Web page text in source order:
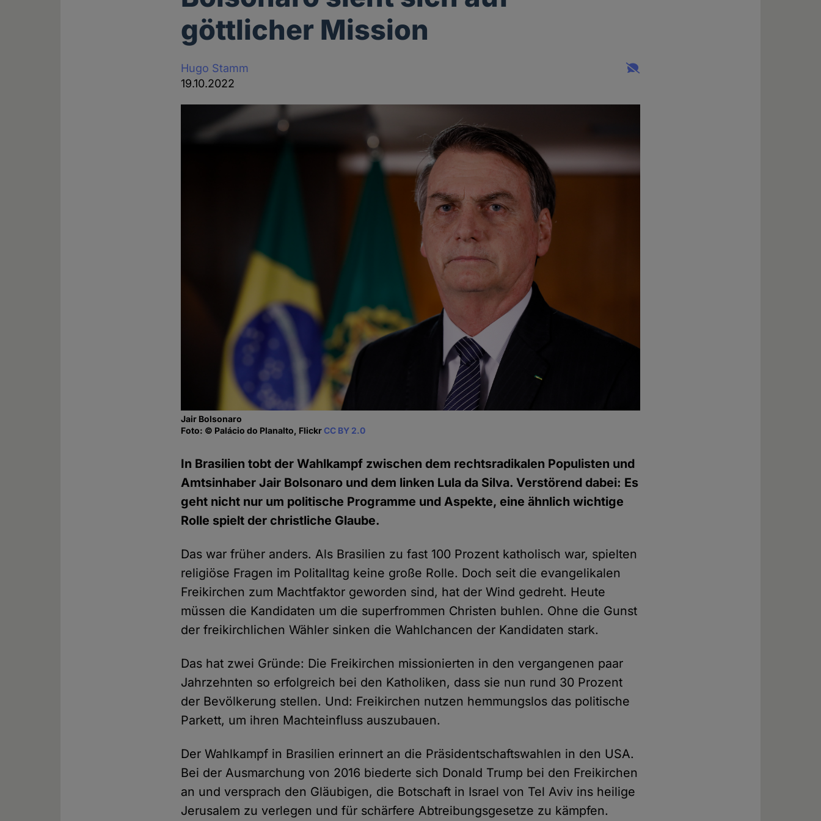
göttlicher Mission
Hugo Stamm
19.10.2022
Jair Bolsonaro
Foto: © Palácio do Planalto, FlickrCC BY 2.0
In Brasilien tobt der Wahlkampf zwischen dem rechtsradikalen Populisten und
Amtsinhaber Jair Bolsonaro und dem linken Lula da Silva. Verstörend dabei: Es
geht nicht nur um politische Programme und Aspekte, eine ähnlich wichtige
Rolle spielt der christliche Glaube.
Das war früher anders. Als Brasilien zu fast 100 Prozent katholisch war, spielten
religiöse Fragen im Politalltag keine große Rolle. Doch seit die evangelikalen
Freikirchen zum Machtfaktor geworden sind, hat der Wind gedreht. Heute
müssen die Kandidaten um die superfrommen Christen buhlen. Ohne die Gunst
der freikirchlichen Wähler sinken die Wahlchancen der Kandidaten stark.
Das hat zwei Gründe: Die Freikirchen missionierten in den vergangenen paar
Jahrzehnten so erfolgreich bei den Katholiken, dass sie nun rund 30 Prozent
der Bevölkerung stellen. Und: Freikirchen nutzen hemmungslos das politische
Parkett, um ihren Machteinfluss auszubauen.
Der Wahlkampf in Brasilien erinnert an die Präsidentschaftswahlen in den USA.
Bei der Ausmarchung von 2016 biederte sich Donald Trump bei den Freikirchen
an und versprach den Gläubigen, die Botschaft in Israel von Tel Aviv ins heilige
Jerusalem zu verlegen und für schärfere Abtreibungsgesetze zu kämpfen.